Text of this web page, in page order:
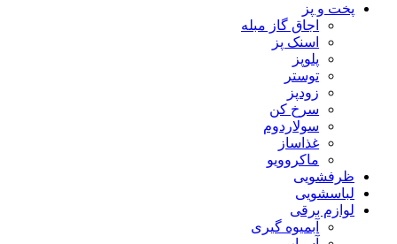
پخت و پز
اجاق گاز مبله
اسنک پز
پلوپز
توستر
زودپز
سرخ کن
سولاردوم
غذاساز
ماکروویو
ظرفشویی
لباسشویی
لوازم برقی
آبمیوه گیری